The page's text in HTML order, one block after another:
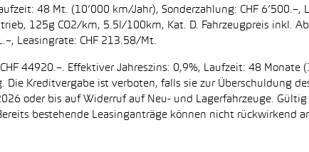
48 Mt. (10’000 km/Jahr), Sonderzahlung: CHF
125g CO2/km, 5.5l/100km, Kat. D. Fahrzeugpreis inkl.
Leasingrate: CHF 213.58/Mt.
44920.–. Effektiver Jahreszins: 0,9%, Laufzeit: 48 Monate
Die Kreditvergabe ist verboten, falls sie zur Überschuldung
oder bis auf Widerruf auf Neu- und Lagerfahrzeuge.
bestehende Leasinganträge können nicht rückwirkend